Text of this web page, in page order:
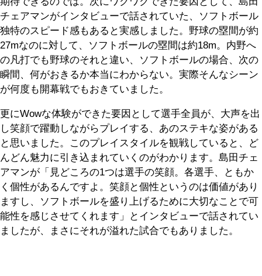
チェアマンがインタビューで話されていた、ソフトボール
独特のスピード感もあると実感しました。野球の塁間が約
27mなのに対して、ソフトボールの塁間は約18m。内野へ
の凡打でも野球のそれと違い、ソフトボールの場合、次の
瞬間、何がおきるか本当にわからない。実際そんなシーン
が何度も開幕戦でもおきていました。
更にWowな体験ができた要因として選手全員が、大声を出
し笑顔で躍動しながらプレイする、あのステキな姿がある
と思いました。このプレイスタイルを観戦していると、ど
んどん魅力に引き込まれていくのがわかります。島田チェ
アマンが「見どころの1つは選手の笑顔。各選手、ともか
く個性があるんですよ。笑顔と個性というのは価値があり
ますし、ソフトボールを盛り上げるために大切なことで可
能性を感じさせてくれます」とインタビューで話されてい
ましたが、まさにそれが溢れた試合でもありました。